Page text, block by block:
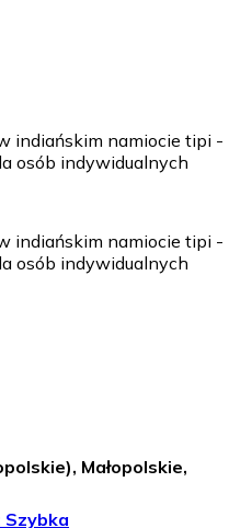
indiańskim namiocie tipi -
osób indywidualnych
indiańskim namiocie tipi -
osób indywidualnych
Małopolskie,